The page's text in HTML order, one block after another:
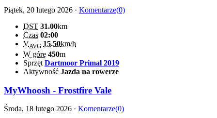
Piątek, 20 lutego 2026 · Komentarze(0)
DST 31.00km
Czas 02:00
VAVG 15.50km/h
W górę 450m
Sprzęt Dartmoor Primal 2019
Aktywność Jazda na rowerze
MyWhoosh - Frostfire Vale
Środa, 18 lutego 2026 · Komentarze(0)